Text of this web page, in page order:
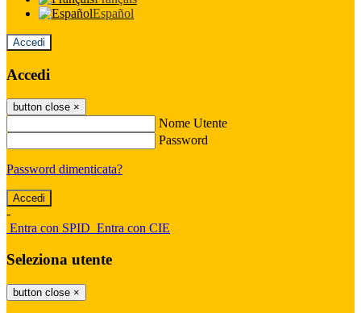
Español
Accedi
Accedi
button close ×
Nome Utente
Password
Password dimenticata?
-
Entra con SPID Entra con CIE
Seleziona utente
button close ×